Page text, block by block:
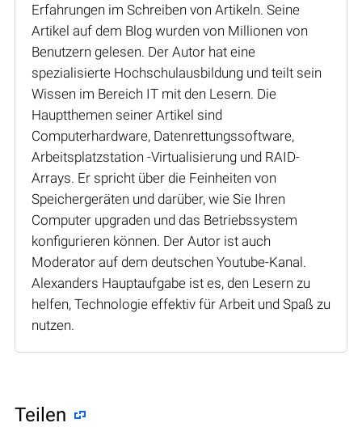
Erfahrungen im Schreiben von Artikeln. Seine
Artikel auf dem Blog wurden von Millionen von
Benutzern gelesen. Der Autor hat eine
spezialisierte Hochschulausbildung und teilt sein
Wissen im Bereich IT mit den Lesern. Die
Hauptthemen seiner Artikel sind
Computerhardware, Datenrettungssoftware,
Arbeitsplatzstation -Virtualisierung und RAID-
Arrays. Er spricht über die Feinheiten von
Speichergeräten und darüber, wie Sie Ihren
Computer upgraden und das Betriebssystem
konfigurieren können. Der Autor ist auch
Moderator auf dem deutschen Youtube-Kanal.
Alexanders Hauptaufgabe ist es, den Lesern zu
helfen, Technologie effektiv für Arbeit und Spaß zu
nutzen.
Teilen